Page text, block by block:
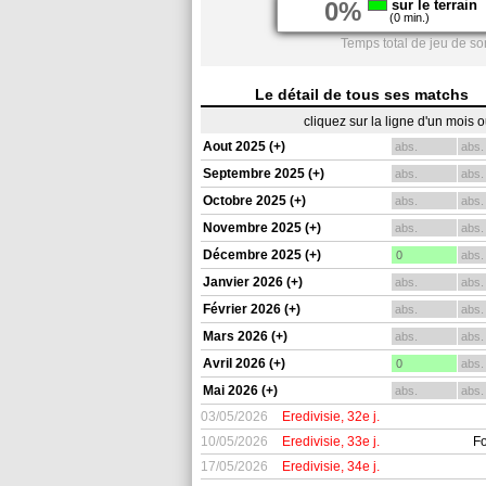
0% sur le terrain
(0 min.)
Temps total de jeu de
Le détail de tous ses matchs
cliquez sur la ligne d'un mois
Aout 2025 (+)
abs. abs.
Septembre 2025 (+) abs. abs.
Octobre 2025 (+) abs. abs.
Novembre 2025 (+) abs. abs.
Décembre 2025 (+) 0 abs.
Janvier 2026 (+) abs. abs.
Février 2026 (+) abs. abs.
Mars 2026 (+) abs. abs.
Avril 2026 (+) 0 abs.
Mai 2026 (+) abs. abs.
03/05/2026 Eredivisie, 32e j.
10/05/2026
Eredivisie, 33e j.
17/05/2026
Eredivisie, 34e j.